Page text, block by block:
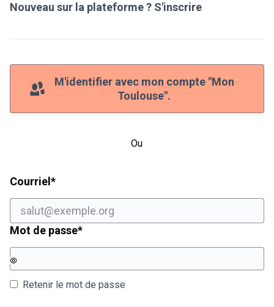
Nouveau sur la plateforme ? S'inscrire
M'identifier avec mon compte "Mon
Toulouse".
Ou
Courriel *Champ obligatoire
Mot de passe*Champ obligatoire
Retenir le mot de passe